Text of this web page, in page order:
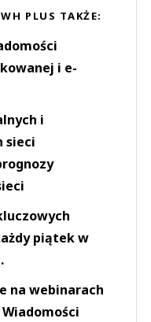
PLUS TAKŻE:
i e-
i
sieci
piątek w
na webinarach